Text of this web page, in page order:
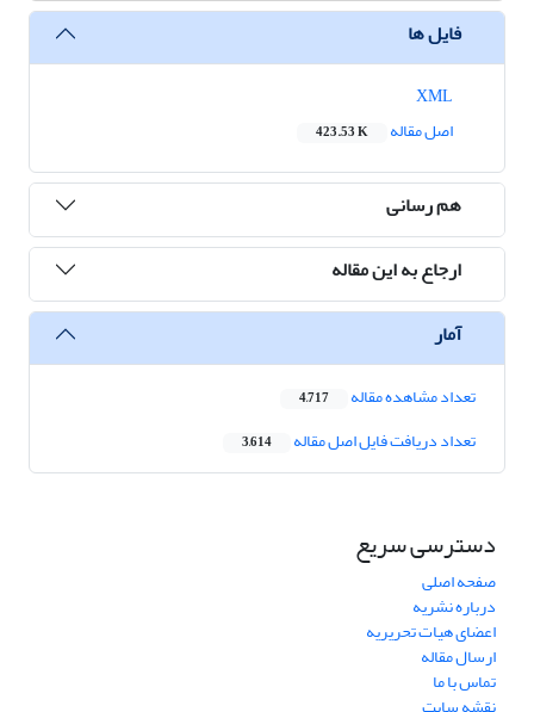
فایل ها
اصل مقاله
423.53 K
هم رسانی
ارجاع به این مقاله
آمار
تعداد مشاهده مقاله 4,717
تعداد دریافت فایل اصل مقاله 3,614
دسترسی سریع
صفحه اصلی
درباره نشریه
اعضای هیات تحریریه
ارسال مقاله
تماس با ما